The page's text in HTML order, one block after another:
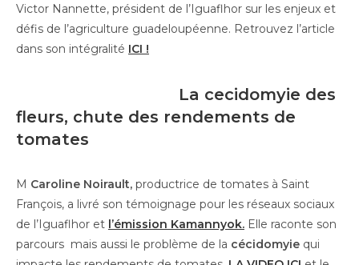
Victor Nannette, président de l’Iguaflhor sur les enjeux et
défis de l’agriculture guadeloupéenne. Retrouvez l’article
dans son intégralité ICI !
La cecidomyie des
fleurs, chute des rendements de
tomates
M Caroline Noirault, productrice de tomates à Saint
François, a livré son témoignage pour les réseaux sociaux
de l’Iguaflhor et l’émission Kamannyok. Elle raconte son
parcours mais aussi le problème de la cécidomyie qui